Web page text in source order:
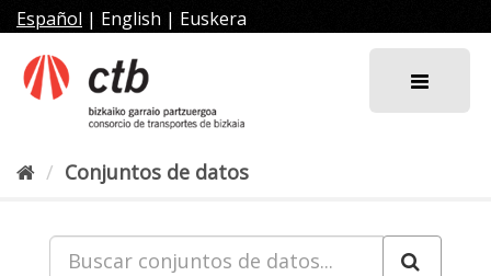
al
contenido
Español | English | Euskera
Conjuntos de datos